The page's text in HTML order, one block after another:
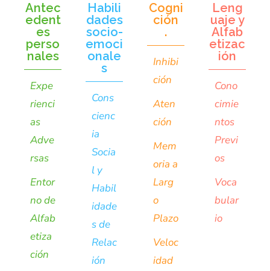
Antec
edent
es
perso
nales
Expe
rienci
as
Adve
rsas
Entor
no de
Alfab
etiza
ción
Habili
dades
socio-
emoci
onale
s
Cons
cienc
ia
Socia
l y
Habil
idade
s de
Relac
ión
Cogni
ción
.
Inhibi
ción
Aten
ción
Mem
oria a
Larg
o
Plazo
Veloc
idad
Leng
uaje y
Alfab
etizac
ión
Cono
cimie
ntos
Previ
os
Voca
bular
io